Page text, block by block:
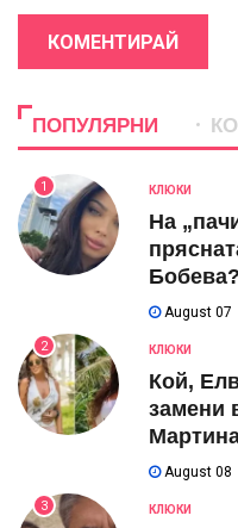
КОМЕНТИРАЙ
ПОПУЛЯРНИ
1 КЛЮКИ
На
August 07
2 КЛЮКИ
Кой,
замени
August 08
3 КЛЮКИ